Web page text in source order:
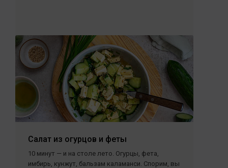
Салат из огурцов и феты
10 минут — и на столе лето. Огурцы, фета,
имбирь, кунжут, бальзам каламанси. Спорим, вы